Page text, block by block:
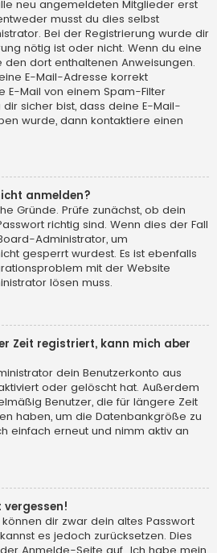
neu angemeldeten Mitglieder erst
musst du dies selbst
Bei der Registrierung wurde dir
nötig ist oder nicht. Wenn du eine
den dort enthaltenen Anweisungen.
E-Mail-Adresse korrekt
Mail von einem Spam-Filter
sicher bist, dass deine E-Mail-
wurde, dann kontaktiere einen
anmelden?
Gründe. Prüfe zunächst, ob dein
richtig sind. Wenn dies der Fall
Administrator, um
gesperrt wurdest. Es ist ebenfalls
mit der Website
lösen muss.
Zeit registriert, kann mich aber
dein Benutzerkonto aus
oder gelöscht hat. Außerdem
Benutzer, die für längere Zeit
haben, um die Datenbankgröße zu
einfach erneut und nimm aktiv an
vergessen!
dir zwar dein altes Passwort
es jedoch zurücksetzen. Dies